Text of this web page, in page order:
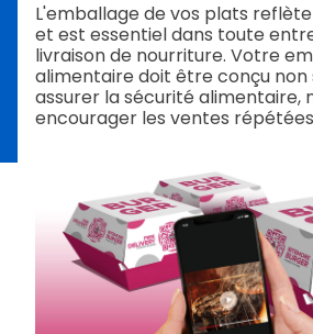
L'emballage de vos plats
et est essentiel dans toute
livraison de nourriture. Votre
alimentaire doit être conçu
assurer la sécurité alimentaire,
encourager les ventes